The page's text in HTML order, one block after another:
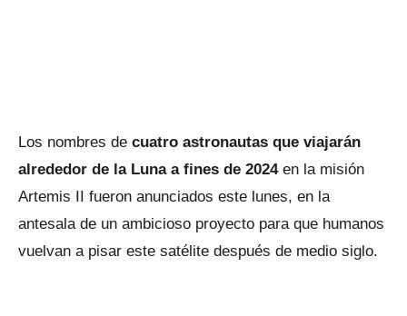
Los nombres de cuatro astronautas que viajarán
alrededor de la Luna a fines de 2024 en la misión
Artemis II fueron anunciados este lunes, en la
antesala de un ambicioso proyecto para que humanos
vuelvan a pisar este satélite después de medio siglo.